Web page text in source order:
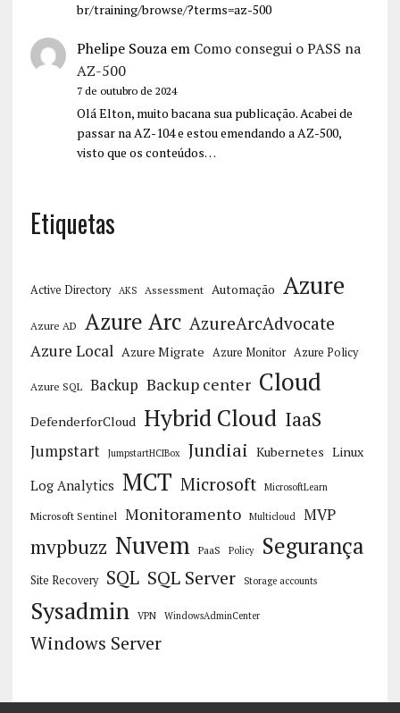
br/training/browse/?terms=az-500
Phelipe Souzaem Como consegui o PASS na
AZ-500
7 de outubro de 2024
Olá Elton, muito bacana sua publicação. Acabei de
passar na AZ-104 e estou emendando a AZ-500,
visto que os conteúdos…
Etiquetas
Active Directory AKS Assessment Automação Azure
Azure AD Azure Arc AzureArcAdvocate
Azure Local Azure Migrate Azure Monitor Azure Policy
Azure SQL Backup Backup center Cloud
DefenderforCloud Hybrid Cloud IaaS
Jumpstart JumpstartHCIBox Jundiai Kubernetes Linux
Log Analytics MCT Microsoft MicrosoftLearn
Microsoft Sentinel Monitoramento Multicloud MVP
mvpbuzz Nuvem PaaS Policy Segurança
Site Recovery SQL SQL Server Storage accounts
Sysadmin VPN WindowsAdminCenter
Windows Server